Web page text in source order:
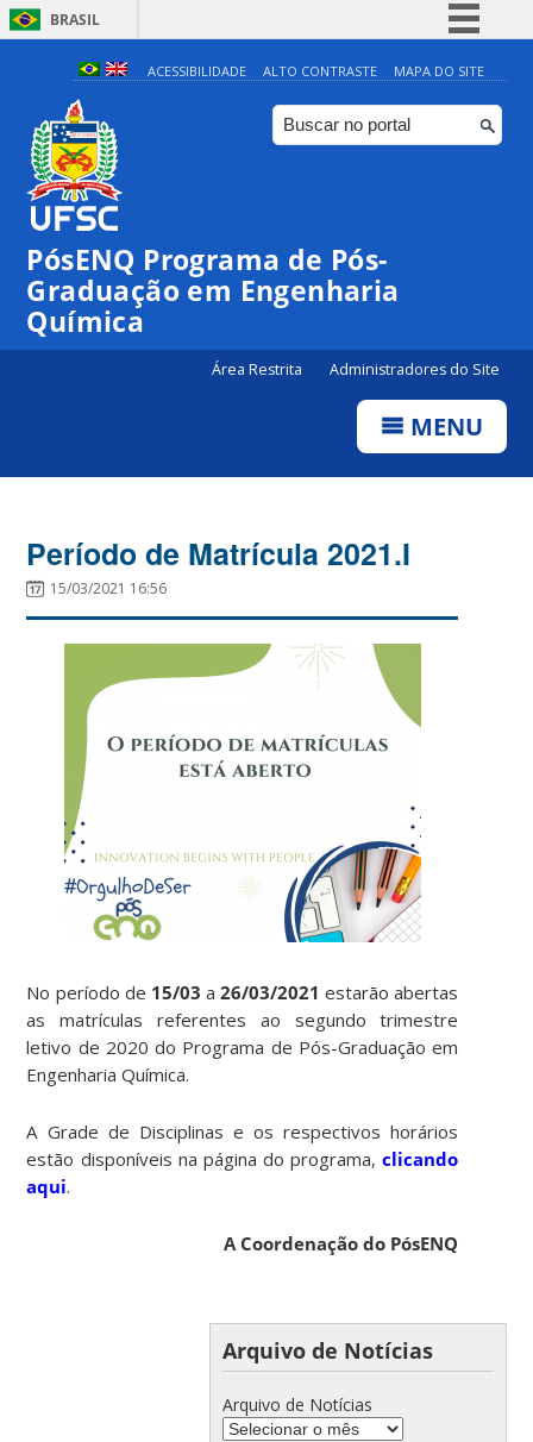
BRASIL
Simplifique!
Comunica BR
Participe
Canais
ACESSIBILIDADE ALTO CONTRASTE MAPA DO SITE
PósENQ Programa de Pós-
Graduação em Engenharia
Química
Área Restrita Administradores do Site
MENU
Período de Matrícula 2021.I
15/03/2021 16:56
No período de 15/03 a 26/03/2021estarão abertas
as matrículas referentes ao segundo trimestre
letivo de 2020 do Programa de Pós-Graduação em
Engenharia Química.
A Grade de Disciplinas e os respectivos horários
estão disponíveis na página do programa,clicando
aqui.
A Coordenação do PósENQ
Arquivo de Notícias
Arquivo de Notícias